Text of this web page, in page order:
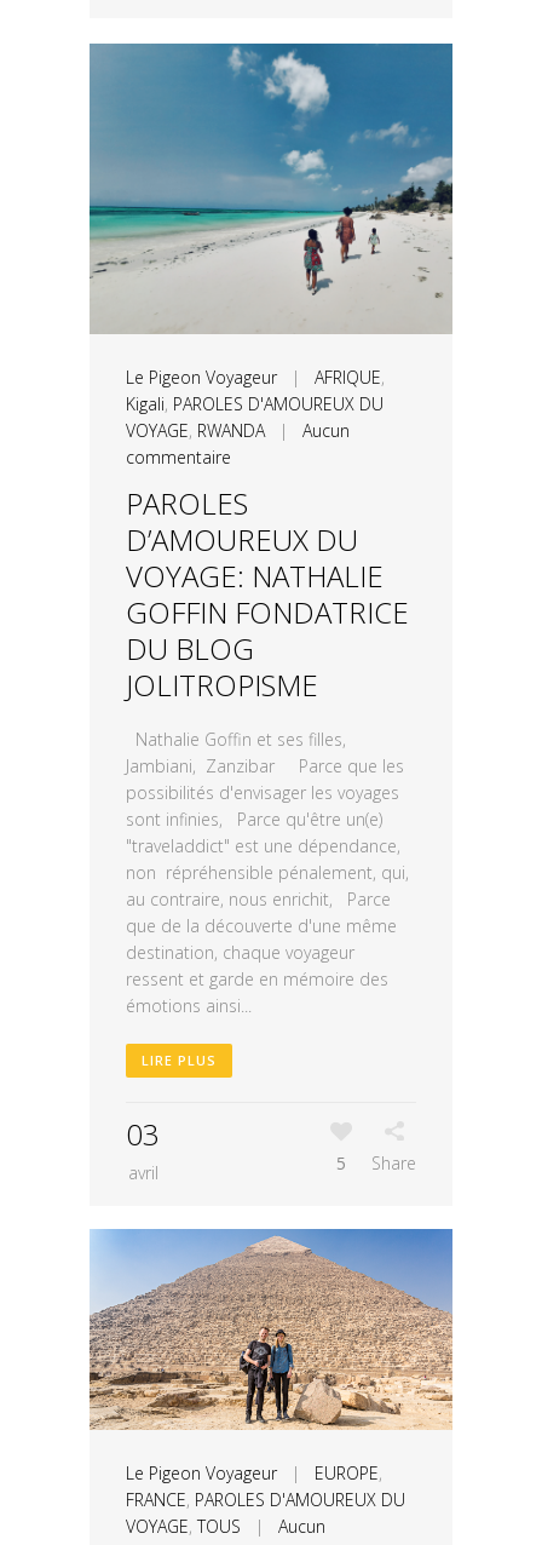
Le Pigeon Voyageur| AFRIQUE,
Kigali, PAROLES D'AMOUREUX DU
VOYAGE, RWANDA | Aucun
commentaire
PAROLES
D’AMOUREUX DU
VOYAGE: NATHALIE
GOFFIN FONDATRICE
DU BLOG
JOLITROPISME
Nathalie Goffin et ses filles,
Jambiani, Zanzibar Parce que les
possibilités d'envisager les voyages
sont infinies, Parce qu'être un(e)
"traveladdict" est une dépendance,
non répréhensible pénalement, qui,
au contraire, nous enrichit, Parce
que de la découverte d'une même
destination, chaque voyageur
ressent et garde en mémoire des
émotions ainsi...
LIRE PLUS
03
avril 5 Share
Le Pigeon Voyageur| EUROPE,
FRANCE, PAROLES D'AMOUREUX DU
VOYAGE,TOUS | Aucun